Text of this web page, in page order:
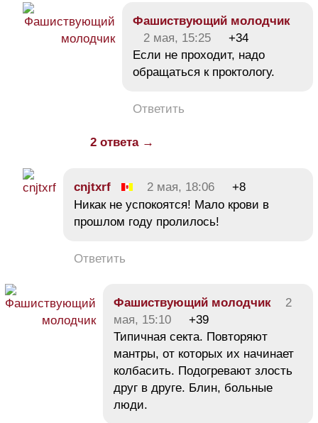
Фашиствующий молодчик
2 мая, 15:25
+34
Если не проходит, надо
обращаться к проктологу.
Ответить
2 ответа →
cnjtxrf 2 мая, 18:06
+8
Никак не успокоятся! Мало крови в
прошлом году пролилось!
Ответить
Фашиствующий молодчик
2
мая, 15:10
+39
Типичная секта. Повторяют
мантры, от которых их начинает
колбасить. Подогревают злость
друг в друге. Блин, больные
люди.